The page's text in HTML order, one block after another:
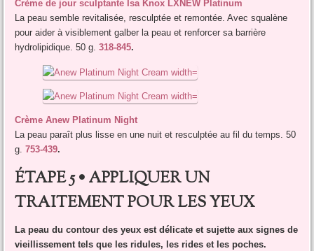
Crème de jour sculptante Isa Knox LXNEW Platinum
La peau semble revitalisée, resculptée et remontée. Avec squalène
pour aider à visiblement galber la peau et renforcer sa barrière
hydrolipidique. 50 g.318-845.
Crème Anew Platinum Night
La peau paraît plus lisse en une nuit et resculptée au fil du temps. 50
g.753-439.
ÉTAPE 5 • APPLIQUER UN
TRAITEMENT POUR LES YEUX
La peau du contour des yeux est délicate et sujette aux signes de
vieillissement tels que les ridules, les rides et les poches.